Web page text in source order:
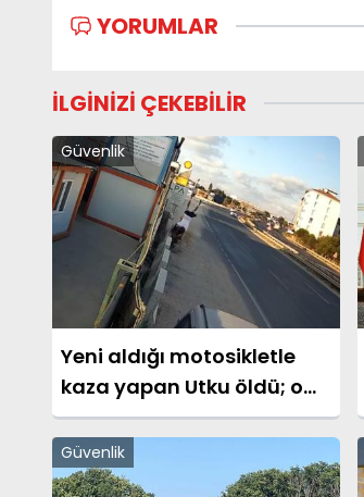
YORUMLAR
İLGİNİZİ ÇEKEBİLİR
Güvenlik
Yeni aldığı motosikletle
kaza yapan Utku öldü; o
anlar kamerada
Güvenlik